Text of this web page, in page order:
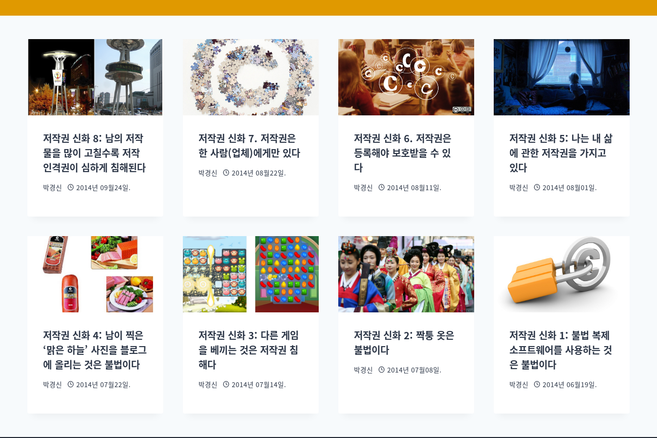
저작권 신화 8: 남의 저작
물을 많이 고칠수록 저작
인격권이 심하게 침해된다
박경신 2014년 09월24일.
저작권 신화 7. 저작권은
한 사람(업체)에게만 있다
박경신 2014년 08월22일.
저작권 신화 6. 저작권은
등록해야 보호받을 수 있
다
박경신 2014년 08월11일.
저작권 신화 5: 나는 내 삶
에 관한 저작권을 가지고
있다
박경신 2014년 08월01일.
저작권 신화 4: 남이 찍은
‘맑은 하늘’ 사진을 블로그
에 올리는 것은 불법이다
박경신 2014년 07월22일.
저작권 신화 3: 다른 게임
을 베끼는 것은 저작권 침
해다
박경신 2014년 07월14일.
저작권 신화 2: 짝퉁 옷은
불법이다
박경신 2014년 07월08일.
저작권 신화 1: 불법 복제
소프트웨어를 사용하는 것
은 불법이다
박경신 2014년 06월19일.